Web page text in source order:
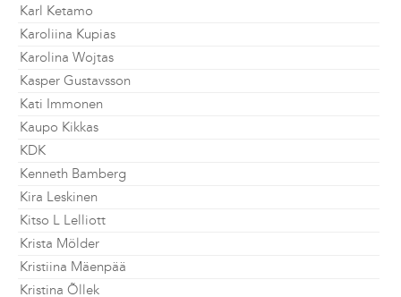
Karl Ketamo
Karoliina Kupias
Karolina Wojtas
Kasper Gustavsson
Kati Immonen
Kaupo Kikkas
KDK
Kenneth Bamberg
Kira Leskinen
Kitso L Lelliott
Krista Mölder
Kristiina Mäenpää
Kristina Õllek